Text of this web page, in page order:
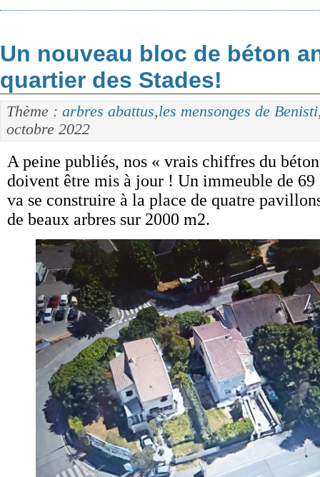
Un nouveau bloc de béton
quartier des Stades!
Thème : arbres abattus,les mensonges de Benisti
octobre 2022
A peine publiés, nos « vrais chiffres du
doivent être mis à jour ! Un immeuble de 69
va se construire à la place de quatre
de beaux arbres sur 2000 m2.